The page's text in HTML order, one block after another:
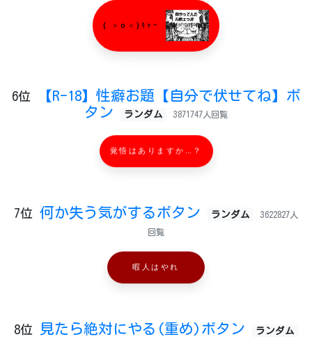
( ＞o＜)ｷｬｰ
6位
【R-18】性癖お題【自分で伏せてね】ボ
タン
ランダム 3871747人回覧
覚悟はありますか…？
7位 何か失う気がするボタン ランダム 3622827人
回覧
暇人はやれ
8位 見たら絶対にやる(重め)ボタン ランダム